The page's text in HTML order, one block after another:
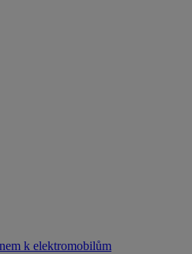
k elektromobilům